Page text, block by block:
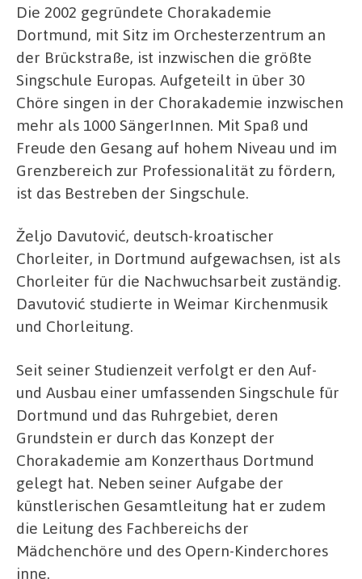
Die 2002 gegründete Chorakademie
Dortmund, mit Sitz im Orchesterzentrum an
der Brückstraße, ist inzwischen die größte
Singschule Europas. Aufgeteilt in über 30
Chöre singen in der Chorakademie inzwischen
mehr als 1000 SängerInnen. Mit Spaß und
Freude den Gesang auf hohem Niveau und im
Grenzbereich zur Professionalität zu fördern,
ist das Bestreben der Singschule.
Željo Davutović, deutsch-kroatischer
Chorleiter, in Dortmund aufgewachsen, ist als
Chorleiter für die Nachwuchsarbeit zuständig.
Davutović studierte in Weimar Kirchenmusik
und Chorleitung.
Seit seiner Studienzeit verfolgt er den Auf-
und Ausbau einer umfassenden Singschule für
Dortmund und das Ruhrgebiet, deren
Grundstein er durch das Konzept der
Chorakademie am Konzerthaus Dortmund
gelegt hat. Neben seiner Aufgabe der
künstlerischen Gesamtleitung hat er zudem
die Leitung des Fachbereichs der
Mädchenchöre und des Opern-Kinderchores
inne.